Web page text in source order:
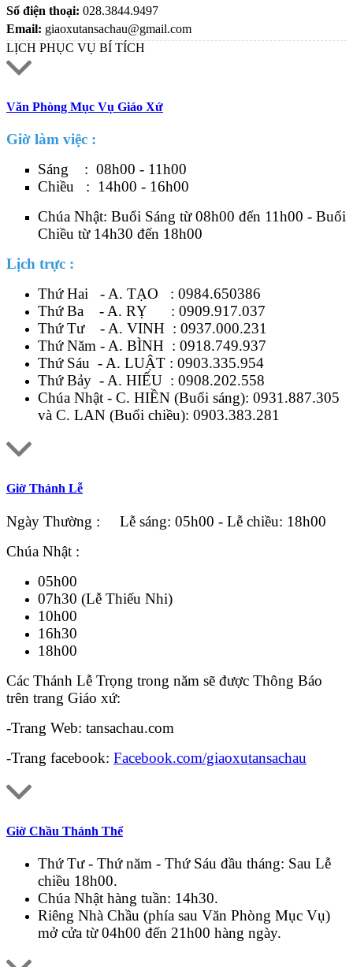
Số điện thoại: 028.3844.9497
Email: giaoxutansachau@gmail.com
LỊCH PHỤC VỤ BÍ TÍCH
Văn Phòng Mục Vụ Giáo Xứ
Giờ làm việc :
Sáng : 08h00 - 11h00
Chiều : 14h00 - 16h00
Chúa Nhật: Buổi Sáng từ 08h00 đến 11h00 - Buổi
Chiều từ 14h30 đến 18h00
Lịch trực :
Thứ Hai - A. TẠO : 0984.650386
Thứ Ba - A. RỴ : 0909.917.037
Thứ Tư - A. VINH : 0937.000.231
Thứ Năm - A. BÌNH : 0918.749.937
Thứ Sáu - A. LUẬT : 0903.335.954
Thứ Bảy - A. HIẾU : 0908.202.558
Chúa Nhật - C. HIỀN (Buổi sáng): 0931.887.305
và C. LAN (Buổi chiều): 0903.383.281
Giờ Thánh Lễ
Ngày Thường : Lễ sáng: 05h00 - Lễ chiều: 18h00
Chúa Nhật :
05h00
07h30 (Lễ Thiếu Nhi)
10h00
16h30
18h00
Các Thánh Lễ Trọng trong năm sẽ được Thông Báo
trên trang Giáo xứ:
-Trang Web: tansachau.com
-Trang facebook: Facebook.com/giaoxutansachau
Giờ Chầu Thánh Thể
Thứ Tư - Thứ năm - Thứ Sáu đầu tháng: Sau Lễ
chiều 18h00.
Chúa Nhật hàng tuần: 14h30.
Riêng Nhà Chầu (phía sau Văn Phòng Mục Vụ)
mở cửa từ 04h00 đến 21h00 hàng ngày.